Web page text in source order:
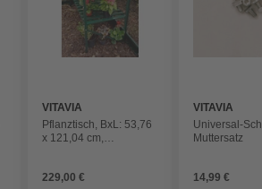
VITAVIA
Pflanztisch, BxL: 53,76
x 121,04 cm,
229,00 €
VITAVIA
Universal-
Muttersatz
14,99 €